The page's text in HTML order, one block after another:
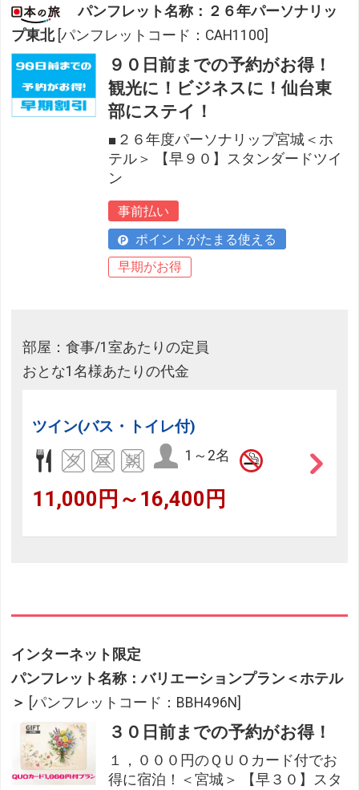
パンフレット名称：２６年パーソナリッ
プ東北 [パンフレットコード：CAH1100]
９０日前までの予約がお得！
観光に！ビジネスに！仙台東
部にステイ！
■２６年度パーソナリップ宮城＜ホ
テル＞ 【早９０】スタンダードツイ
ン
事前払い
ポイントがたまる使える
早期がお得
部屋：食事/1室あたりの定員
おとな1名様あたりの代金
ツイン(バス・トイレ付)
1～2名
11,000円～16,400円
インターネット限定
パンフレット名称：バリエーションプラン＜ホテル
＞ [パンフレットコード：BBH496N]
３０日前までの予約がお得！
１，０００円のＱＵＯカード付でお
得に宿泊！＜宮城＞ 【早３０】スタ